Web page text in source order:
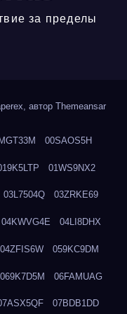
за пределы
автор Themeansar
00SAOS5H
01WS9NX2
03L7504Q 03ZRKE69
04KWVG4E 04LI8DHX
04ZFIS6W 059KC9DM
069K7D5M 06FAMUAG
07BDB1DD